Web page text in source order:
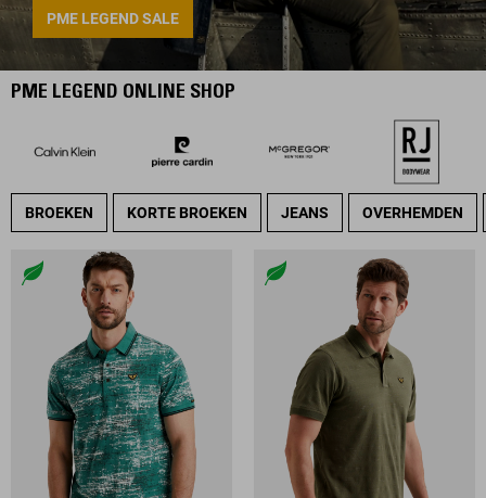
PME LEGEND SALE
PME LEGEND ONLINE SHOP
BROEKEN KORTE BROEKEN JEANS OVERHEMDEN